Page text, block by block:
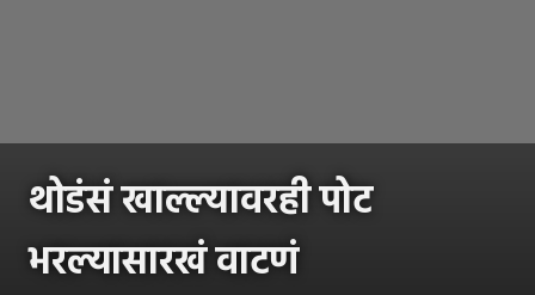
थोडंसं खाल्ल्यावरही पोट
भरल्यासारखं वाटणं